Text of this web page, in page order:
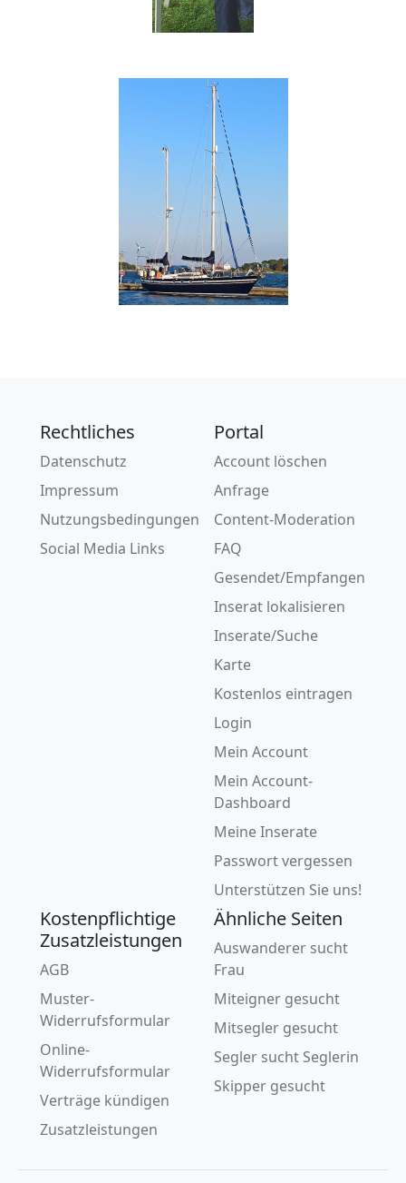
Rechtliches
Datenschutz
Impressum
Nutzungsbedingungen
Social Media Links
Portal
Account löschen
Anfrage
Content-Moderation
FAQ
Gesendet/Empfangen
Inserat lokalisieren
Inserate/Suche
Karte
Kostenlos eintragen
Login
Mein Account
Mein Account-
Dashboard
Meine Inserate
Passwort vergessen
Unterstützen Sie uns!
Kostenpflichtige
Zusatzleistungen
AGB
Muster-
Widerrufsformular
Online-
Widerrufsformular
Verträge kündigen
Zusatzleistungen
Ähnliche Seiten
Auswanderer sucht
Frau
Miteigner gesucht
Mitsegler gesucht
Segler sucht Seglerin
Skipper gesucht